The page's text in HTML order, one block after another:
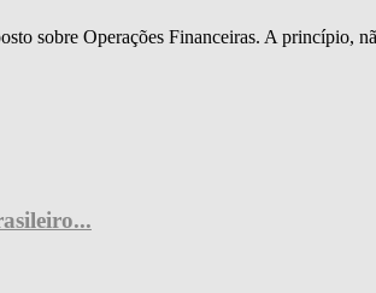
sobre Operações Financeiras. A princípio,